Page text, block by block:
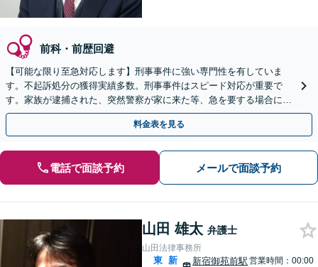
前科・前歴回避
【可能な限り至急対応します】刑事事件に強い専門性を有していま
す。不起訴処分の獲得実績多数。刑事事件はスピード対応が重要で
す。家族が逮捕された、突然警察が家に来た等、急を要する場合には
直ちに対応します。【休日相談可】
料金表を見る
電話で面談予約 メールで面談予約
山田 雄太 弁護士
山田法律事務所
東 新
新宿御苑前駅 営業時間：00:00